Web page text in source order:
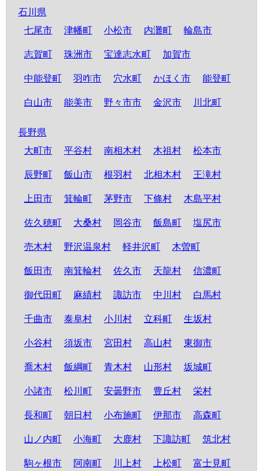
石川県
七尾市
津幡町 小松市 内灘町 輪島市
志賀町 珠洲市 宝達志水町 加賀市
中能登町 羽咋市 穴水町 かほく市 能登町
白山市 能美市 野々市市 金沢市 川北町
長野県
大町市
平谷村 南相木村 木祖村 松本市
辰野町 飯山市 根羽村 北相木村 王滝村
上田市 箕輪町 茅野市 下條村 木島平村
佐久穂町 大桑村 岡谷市 飯島町 塩尻市
売木村 野沢温泉村 軽井沢町 木曽町
飯田市 南箕輪村 佐久市 天龍村 信濃町
御代田町 麻績村 諏訪市 中川村 白馬村
千曲市 泰阜村 小川村 立科町 生坂村
小谷村 須坂市 宮田村 高山村 東御市
喬木村 飯綱町 青木村 山形村 坂城町
小諸市 松川町 安曇野市 豊丘村 栄村
長和町 朝日村 小布施町 伊那市 高森町
山ノ内町 小海町 大鹿村 下諏訪町 筑北村
駒ヶ根市 阿南町 川上村 上松町 富士見町